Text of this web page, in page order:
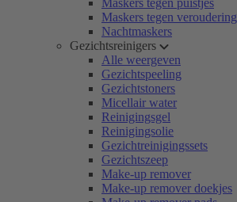
Maskers tegen puistjes
Maskers tegen veroudering
Nachtmaskers
Gezichtsreinigers
Alle weergeven
Gezichtspeeling
Gezichtstoners
Micellair water
Reinigingsgel
Reinigingsolie
Gezichtreinigingssets
Gezichtszeep
Make-up remover
Make-up remover doekjes